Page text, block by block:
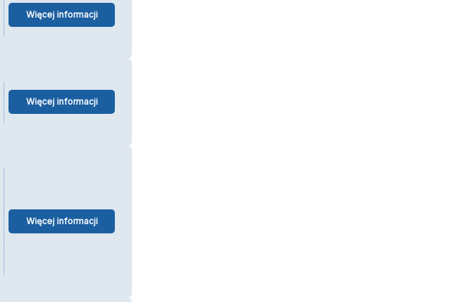
Więcej informacji
Więcej informacji
Więcej informacji